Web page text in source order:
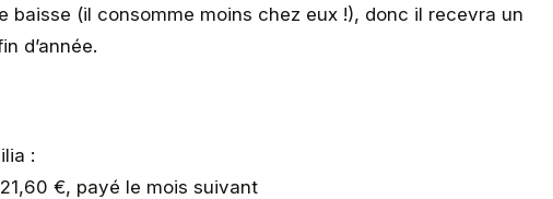
baisse (il consomme moins chez eux !), donc il recevra un
d’année.
:
€, payé le mois suivant